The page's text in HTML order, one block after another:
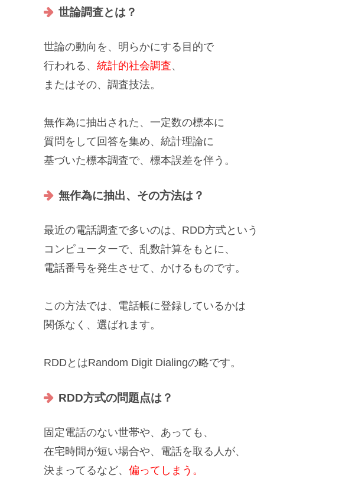
世論調査とは？
世論の動向 を、明らかにする目的で
行われる、 統計的社会調査、
またはその、調査技法。
無作為に抽出 された、一定数の標本に
質問をして回答を集め、 統計理論に
基づいた標本調査で、標本誤差を伴う。
無作為に抽出、その方法は？
最近の電話調査で多いのは、 RDD方式という
コンピューターで、 乱数計算をもとに、
電話番号を発生させて、かけるものです。
この方法では、電話帳に登録しているかは
関係なく 、選ばれます。
RDDとはRandom Digit Dialingの略です。
RDD方式の問題点は？
固定電話のない世帯や、あっても、
在宅時間が短い場合や、電話を取る人が、
決まってるなど、 偏ってしまう。